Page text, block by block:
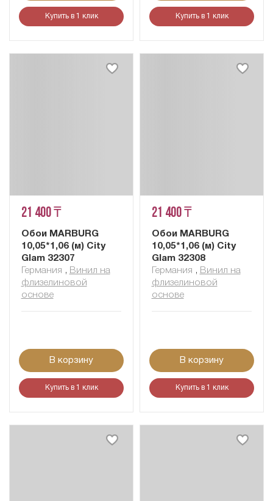
Купить в 1 клик Купить в 1 клик
21 400 ₸
Обои MARBURG
10,05*1,06 (м) City
Glam 32307
Германия , Винил на
флизелиновой
основе
В корзину
Купить в 1 клик
21 400 ₸
Обои MARBURG
10,05*1,06 (м) City
Glam 32308
Германия , Винил на
флизелиновой
основе
В корзину
Купить в 1 клик